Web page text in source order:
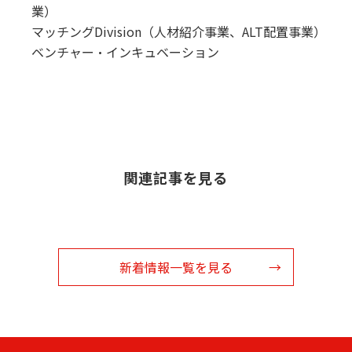
業）
マッチングDivision（人材紹介事業、ALT配置事業）
ベンチャー・インキュベーション
関連記事を見る
新着情報一覧を見る